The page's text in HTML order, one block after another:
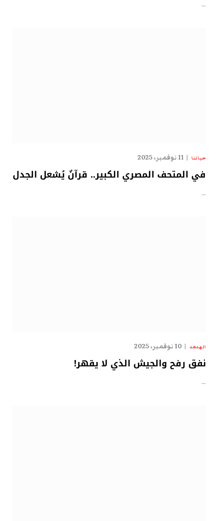
…
حياتنا 11 نوفمبر، 2025
في المتحف المصري الكبير.. قرآنٌ يُشعل الجدل
…
الهدهد 10 نوفمبر، 2025
نفق رفح والجيش الذي لا يقهر!
…